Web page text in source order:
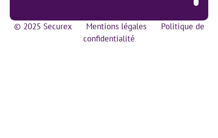
© 2025 Securex Mentions légales
Politique de
confidentialité